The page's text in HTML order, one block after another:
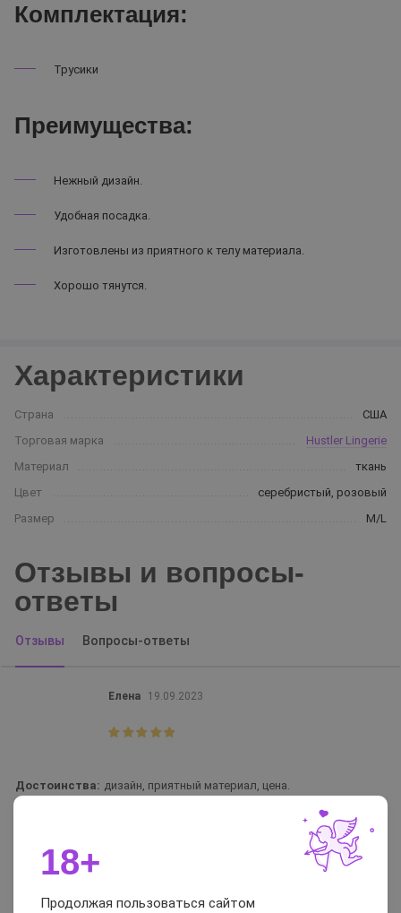
Комплектация:
Трусики
Преимущества:
Нежный дизайн.
Удобная посадка.
Изготовлены из приятного к телу материала.
Хорошо тянутся.
Характеристики
Страна
США
Торговая марка
Hustler Lingerie
Материал
ткань
Цвет
серебристый, розовый
Размер
M/L
Отзывы и вопросы-
ответы
Отзывы Вопросы-ответы
Елена 19.09.2023
Достоинства: дизайн, приятный материал, цена.
Понравился мне дизайн. Смотрятся оригинально) Да и материал
проблем)
18+
Продолжая пользоваться сайтом